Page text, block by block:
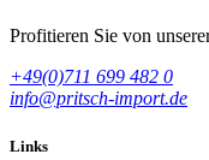
Profitieren Sie von
+49(0)711 699 482 0
info@pritsch-import.de
Links